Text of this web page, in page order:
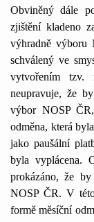
Obviněný dále
zjištění kladeno
výhradně výboru
schválený ve
vytvořením
neupravuje, že
výbor NOSP
odměna, která
jako paušální
byla vyplácena.
prokázáno, že
NOSP ČR. V
formě měsíční